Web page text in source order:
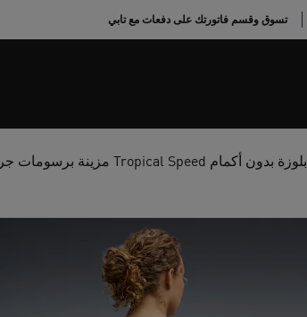
تسوق وقسم فاتورتك على دفعات مع تابي
بلوزة بدون أكمام Tropical Speed مزينة برسومات جرافيك للنساء